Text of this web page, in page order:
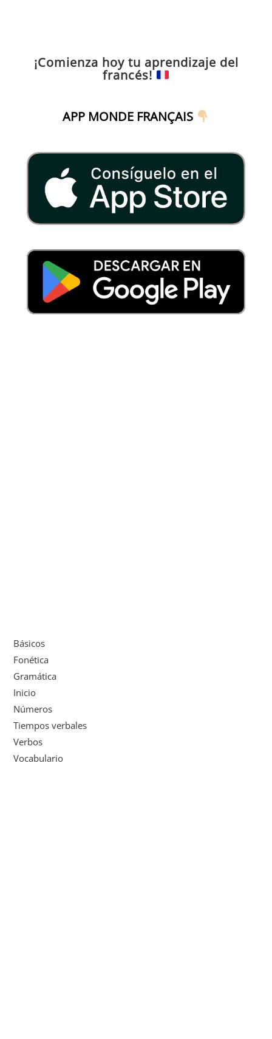
¡Comienza hoy tu aprendizaje del
francés!
APP MONDE FRANÇAIS
Básicos
Fonética
Gramática
Inicio
Números
Tiempos verbales
Verbos
Vocabulario